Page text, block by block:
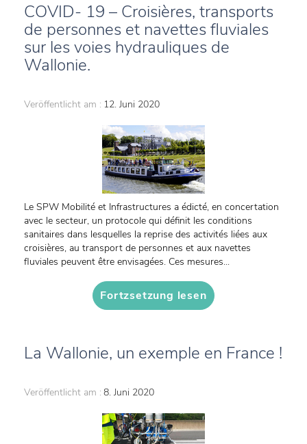
COVID- 19 – Croisières, transports
de personnes et navettes fluviales
sur les voies hydrauliques de
Wallonie.
Veröffentlicht am : 12. Juni 2020
Le SPW Mobilité et Infrastructures a édicté, en concertation
avec le secteur, un protocole qui définit les conditions
sanitaires dans lesquelles la reprise des activités liées aux
croisières, au transport de personnes et aux navettes
fluviales peuvent être envisagées. Ces mesures...
Fortzsetzung lesen
La Wallonie, un exemple en France !
Veröffentlicht am : 8. Juni 2020